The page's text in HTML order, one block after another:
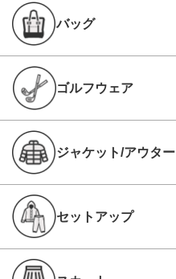
バッグ
ゴルフウェア
ジャケット/アウター
セットアップ